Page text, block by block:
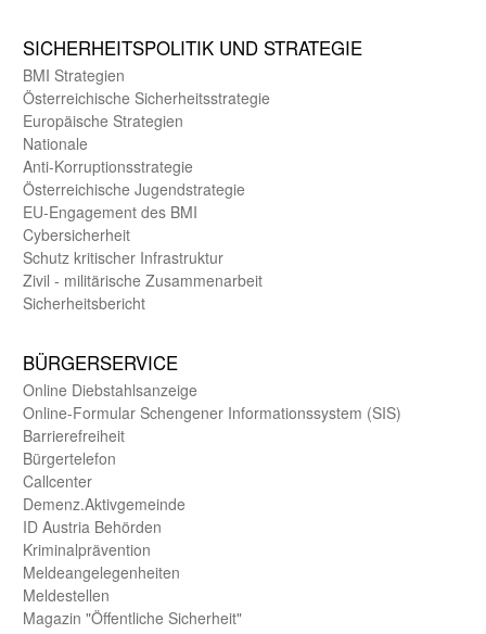
SICHER­HEITS­POLITIK UND STRATEGIE
BMI Strategien
Öster­reichische Sicherheits­strategie
Europäische Strategien
Nationale
Anti-Korruptions­strategie
Öster­reichische Jugend­strategie
EU-Engagement des BMI
Cybersicherheit
Schutz kritischer Infra­struktur
Zivil - militärische Zusammen­arbeit
Sicherheits­bericht
BÜRGER­SERVICE
Online Diebstahls­anzeige
Online-Formular Schengener Informationssystem (SIS)
Barriere­freiheit
Bürger­telefon
Call­center
Demenz.Aktiv­gemeinde
ID Austria Behörden
Kriminal­prävention
Melde­an­ge­le­gen­heiten
Meld­estellen
Magazin "Öffentliche Sicherheit"